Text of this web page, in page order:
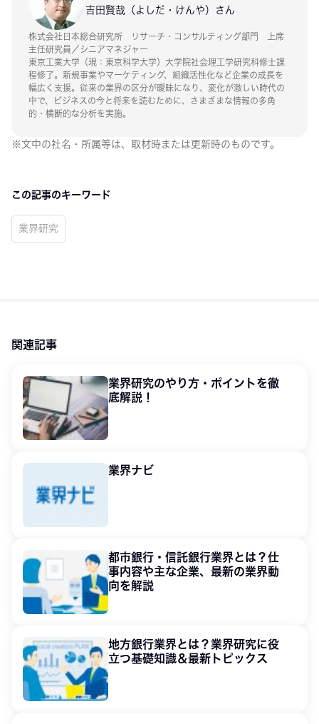
吉田賢哉（よしだ・けんや）さん
株式会社日本総合研究所 リサーチ・コンサルティング部門 上席
主任研究員／シニアマネジャー
東京工業大学（現：東京科学大学）大学院社会理工学研究科修士課
程修了。新規事業やマーケティング、組織活性化など企業の成長を
幅広く支援。従来の業界の区分が曖昧になり、変化が激しい時代の
中で、ビジネスの今と将来を読むために、さまざまな情報の多角
的・横断的な分析を実施。
※文中の社名・所属等は、取材時または更新時のものです。
この記事のキーワード
業界研究
関連記事
業界研究のやり方・ポイントを徹
底解説！
業界ナビ
都市銀行・信託銀行業界とは？仕
事内容や主な企業、最新の業界動
向を解説
地方銀行業界とは？業界研究に役
立つ基礎知識＆最新トピックス